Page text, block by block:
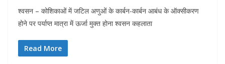
श्वसन – कोशिकाओं में जटिल अणुओं के कार्बन-कार्बन आबंध के ऑक्सीकरण
होने पर पर्याप्त मात्रा में ऊर्जा मुक्त होना श्वसन कहलाता
Read More